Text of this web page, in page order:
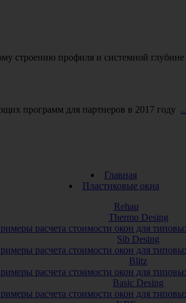
строению профиля и системной глубине
программ для партнеров в 2017 году
Главная
Пластиковые окна
Rehau
Thermo Desing
расчета стоимости окон для
Sib Desing
расчета стоимости окон для
Blitz
расчета стоимости окон для
Basic Desing
расчета стоимости окон для